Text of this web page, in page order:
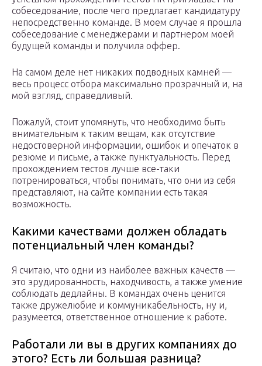
собеседование, после чего предлагает кандидатуру
непосредственно команде. В моем случае я прошла
собеседование с менеджерами и партнером моей
будущей команды и получила оффер.
На самом деле нет никаких подводных камней —
весь процесс отбора максимально прозрачный и, на
мой взгляд, справедливый.
Пожалуй, стоит упомянуть, что необходимо быть
внимательным к таким вещам, как отсутствие
недостоверной информации, ошибок и опечаток в
резюме и письме, а также пунктуальность. Перед
прохождением тестов лучше все-таки
потренироваться, чтобы понимать, что они из себя
представляют, на сайте компании есть такая
возможность.
Какими качествами должен обладать
потенциальный член команды?
Я считаю, что одни из наиболее важных качеств —
это эрудированность, находчивость, а также умение
соблюдать дедлайны. В командах очень ценится
также дружелюбие и коммуникабельность, ну и,
разумеется, ответственное отношение к работе.
Работали ли вы в других компаниях до
этого? Есть ли большая разница?